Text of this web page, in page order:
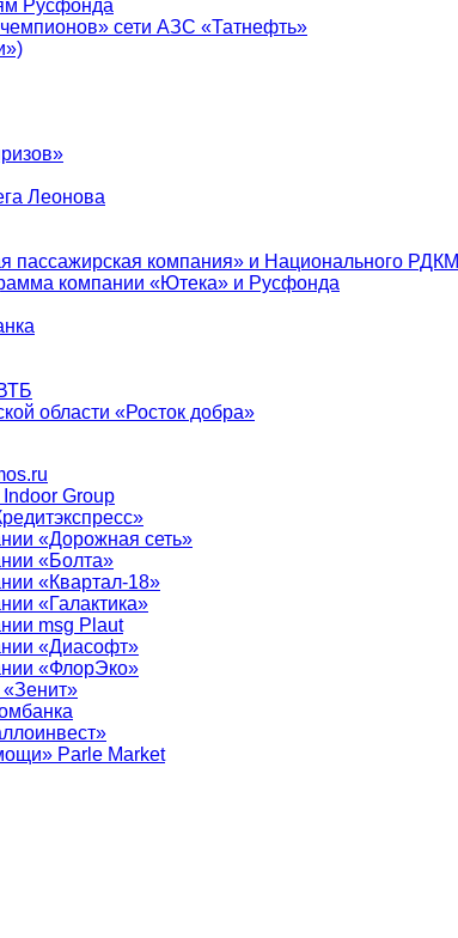
Русфонда
сети АЗС «Татнефть»
Леонова
пассажирская компания» и Национального РДКМ
компании «Ютека» и Русфонда
области «Росток добра»
Group
«Дорожная сеть»
«Болта»
«Квартал-18»
«Галактика»
msg Plaut
«Диасофт»
«ФлорЭко»
«Зенит»
Parle Market